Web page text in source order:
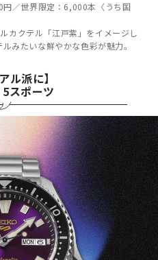
／世界限定：6,000本〈うち国
カクテル「江戸紫」をイメージし
みたいな鮮やかな色彩が魅力。
ル派に】
スポーツ